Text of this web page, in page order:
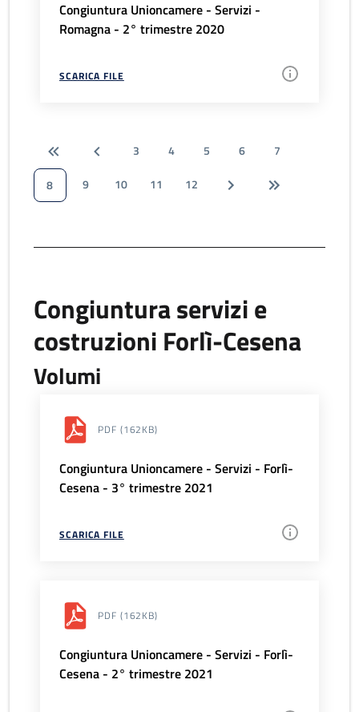
Congiuntura Unioncamere - Servizi -
Romagna - 2° trimestre 2020
SCARICA FILE
3 4 5 6
7
8
9 10 11 12
Congiuntura servizi e
costruzioni Forlì-Cesena
Volumi
PDF (162KB)
Congiuntura Unioncamere - Servizi - Forlì-
Cesena - 3° trimestre 2021
SCARICA FILE
PDF (162KB)
Congiuntura Unioncamere - Servizi - Forlì-
Cesena - 2° trimestre 2021